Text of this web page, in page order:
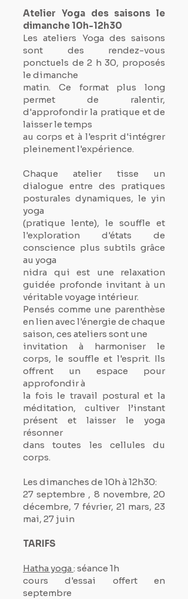
Atelier Yoga des saisons le
dimanche 10h-12h30
Les ateliers Yoga des saisons
sont des rendez-vous
ponctuels de 2 h 30, proposés
le dimanche
matin. Ce format plus long
permet de ralentir,
d'approfondir la pratique et de
laisser le temps
au corps et à l'esprit d'intégrer
pleinement l'expérience.
Chaque atelier tisse un
dialogue entre des pratiques
posturales dynamiques, le yin
yoga
(pratique lente), le souffle et
l'exploration d'états de
conscience plus subtils grâce
au yoga
nidra qui est une relaxation
guidée profonde invitant à un
véritable voyage intérieur.
Pensés comme une parenthèse
en lien avec l'énergie de chaque
saison, ces ateliers sont une
invitation à harmoniser le
corps, le souffle et l'esprit. Ils
offrent un espace pour
approfondir à
la fois le travail postural et la
méditation, cultiver l’instant
présent et laisser le yoga
résonner
dans toutes les cellules du
corps.
Les dimanches de 10h à 12h30:
27 septembre , 8 novembre,20
décembre, 7 février, 21 mars, 23
mai, 27 juin
TARIFS
Hatha yoga : séance 1h
cours d'essai offert en
septembre